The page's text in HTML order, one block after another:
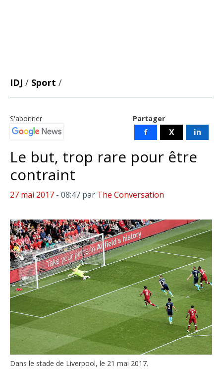
IDJ / Sport /
Partager
f X in
S'abonner
Le but, trop rare pour être
contraint
27 mai 2017 - 08:47 par The Conversation
Dans le stade de Liverpool, le 21 mai 2017.